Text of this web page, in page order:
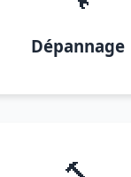
Dépannage